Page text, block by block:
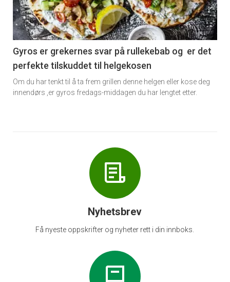
nå
-
6
Gyros er grekernes svar på rullekebab og er det
perfekte tilskuddet til helgekosen
Om du har tenkt til å ta frem grillen denne helgen eller kose deg
innendørs ,er gyros fredags-middagen du har lengtet etter.
Nyhetsbrev
Få nyeste oppskrifter og nyheter rett i din innboks.